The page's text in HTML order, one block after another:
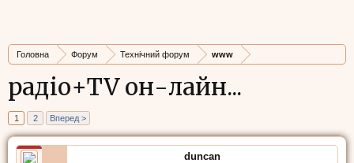
Головна Форум Технічний форум www
радіо+TV он-лайн...
1 2 Вперед >
duncan